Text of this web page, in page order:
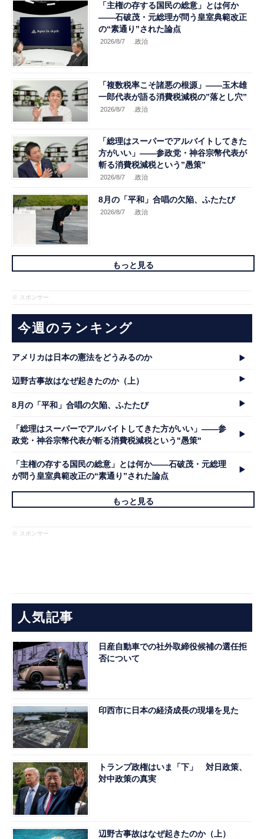
「主権の存する国民の総意」とは何か
――石破茂・元総理が問う皇室典範改正
の“素通り”された論点
2026/8/7 .政治
「複数税率こそ諸悪の根源」――玉木雄
一郎代表が語る消費税減税の”落とし穴”
2026/8/7 .政治
「総理はスーパーでアルバイトしてきた
方がいい」――参政党・神谷宗幣代表が
斬る消費税減税という”愚策”
2026/8/7 .政治
8月の「平和」合唱の欠陥、ふたたび
2026/8/7 .政治
もっと見る
※ スポンサー
今週のランキング
アメリカは日本の憲法をどうみるのか
辺野古事故はなぜ起きたのか（上）
8月の「平和」合唱の欠陥、ふたたび
「総理はスーパーでアルバイトしてきた方がいい」――参
政党・神谷宗幣代表が斬る消費税減税という"愚策"
「主権の存する国民の総意」とは何か――石破茂・元総理
が問う皇室典範改正の“素通り”された論点
もっと見る
※ スポンサー
人気記事
日産自動車での社外取締役候補の選任拒
否について
印西市に日本の経済成長の現場を見た
トランプ政権はいま「下」 対日政策、
対中政策の真実
辺野古事故はなぜ起きたのか（上）